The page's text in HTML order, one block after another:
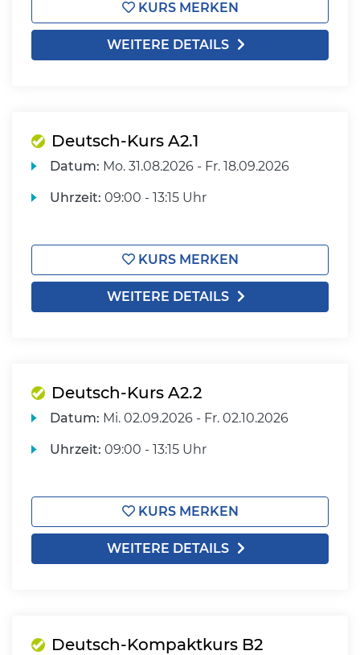
KURS MERKEN
WEITERE DETAILS
Deutsch-Kurs A2.1
Datum: Mo. 31.08.2026 - Fr. 18.09.2026
Uhrzeit: 09:00 - 13:15 Uhr
KURS MERKEN
WEITERE DETAILS
Deutsch-Kurs A2.2
Datum: Mi. 02.09.2026 - Fr. 02.10.2026
Uhrzeit: 09:00 - 13:15 Uhr
KURS MERKEN
WEITERE DETAILS
Deutsch-Kompaktkurs B2